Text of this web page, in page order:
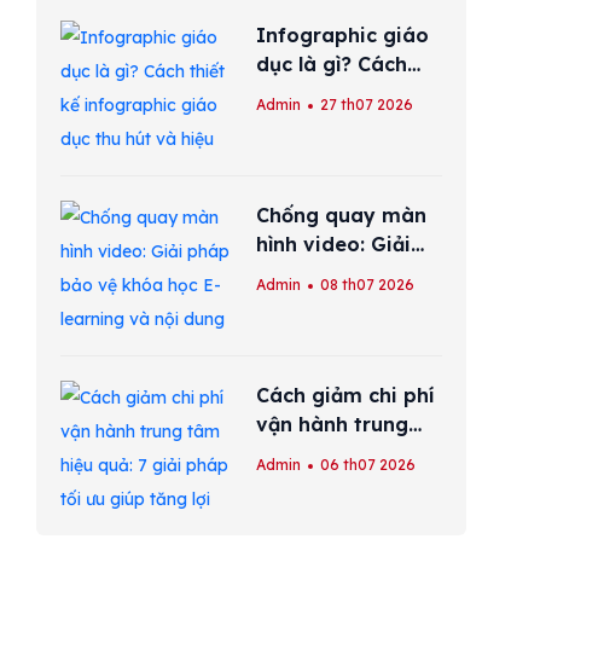
Infographic giáo
dục là gì? Cách
thiết kế
Admin 27 th07 2026
Chống quay màn
hình video: Giải
pháp bảo vệ khóa
Admin 08 th07 2026
Cách giảm chi phí
vận hành trung
tâm hiệu quả: 7
Admin 06 th07 2026